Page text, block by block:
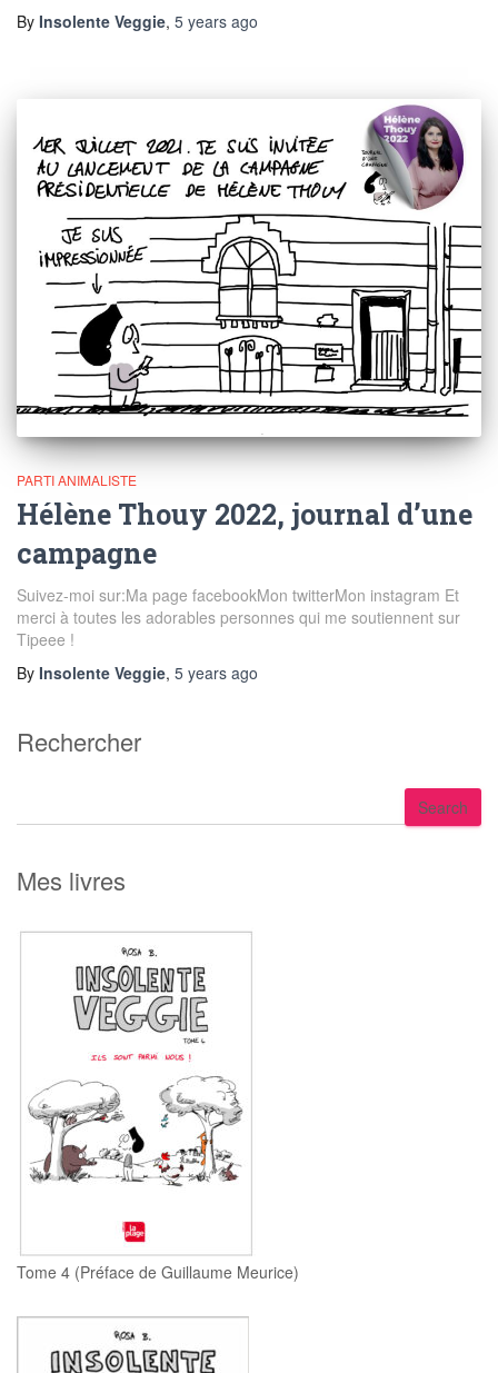
By Insolente Veggie, 5 years ago
PARTI ANIMALISTE
Hélène Thouy 2022, journal d’une
campagne
Suivez-moi sur:Ma page facebookMon twitterMon instagram Et
merci à toutes les adorables personnes qui me soutiennent sur
Tipeee !
By Insolente Veggie, 5 years ago
Rechercher
e
c
Search
Mes livres
Tome 4 (Préface de Guillaume Meurice)